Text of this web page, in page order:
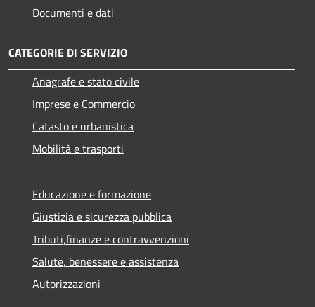
Documenti e dati
CATEGORIE DI SERVIZIO
Anagrafe e stato civile
Imprese e Commercio
Catasto e urbanistica
Mobilità e trasporti
Educazione e formazione
Giustizia e sicurezza pubblica
Tributi,finanze e contravvenzioni
Salute, benessere e assistenza
Autorizzazioni